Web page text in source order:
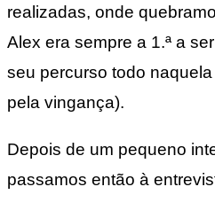
realizadas, onde
Alex era sempre a 1.ª a
seu percurso todo
pela vingança).
Depois de um pequeno
passamos então à